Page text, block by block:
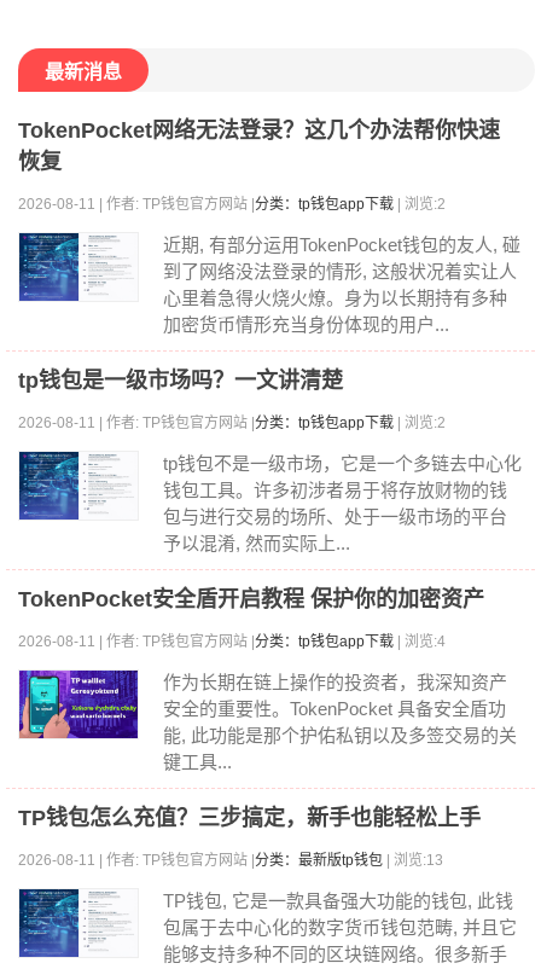
最新消息
TokenPocket网络无法登录？这几个办法帮你快速
恢复
2026-08-11 | 作者: TP钱包官方网站 | 分类：tp钱包app下载 | 浏览:2
近期, 有部分运用TokenPocket钱包的友人, 碰
到了网络没法登录的情形, 这般状况着实让人
心里着急得火烧火燎。身为以长期持有多种
加密货币情形充当身份体现的用户...
tp钱包是一级市场吗？一文讲清楚
2026-08-11 | 作者: TP钱包官方网站 | 分类：tp钱包app下载 | 浏览:2
tp钱包不是一级市场，它是一个多链去中心化
钱包工具。许多初涉者易于将存放财物的钱
包与进行交易的场所、处于一级市场的平台
予以混淆, 然而实际上...
TokenPocket安全盾开启教程 保护你的加密资产
2026-08-11 | 作者: TP钱包官方网站 | 分类：tp钱包app下载 | 浏览:4
作为长期在链上操作的投资者，我深知资产
安全的重要性。TokenPocket 具备安全盾功
能, 此功能是那个护佑私钥以及多签交易的关
键工具...
TP钱包怎么充值？三步搞定，新手也能轻松上手
2026-08-11 | 作者: TP钱包官方网站 | 分类：最新版tp钱包 | 浏览:13
TP钱包, 它是一款具备强大功能的钱包, 此钱
包属于去中心化的数字货币钱包范畴, 并且它
能够支持多种不同的区块链网络。很多新手